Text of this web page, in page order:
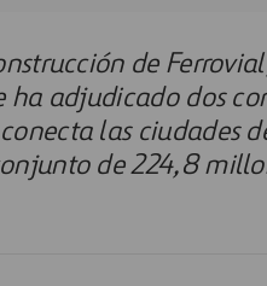
de
ha adjudicado dos
las ciudades
de 224,8